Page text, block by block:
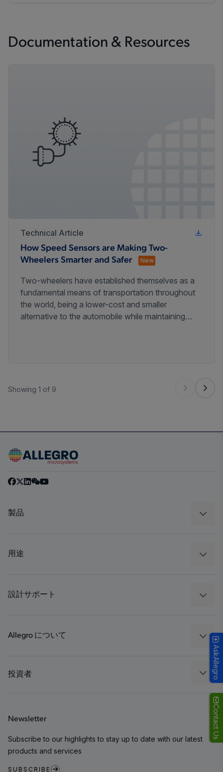
Contact Us
Documentation & Resources
Technical Article
How Speed Sensors are Making Two-
Wheelers Smarter and Safer
New
Two-wheelers have established themselves as a
fundamental means of transportation throughout
the world, being a lower-cost and smaller
alternative to the automobile while maintaining
Showing 1 of 9
製品
レギュレート
用途
工業
設計サポート
パッケージング
Allegro について
キャリア
お問い合わせ先
投資者
Newsletter
Subscribe to our highlights to stay up to date with our latest
products and services
SUBSCRIBE
AskAllegro